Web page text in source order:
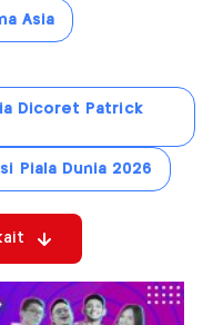
Asia
Dicoret Patrick
Piala Dunia 2026